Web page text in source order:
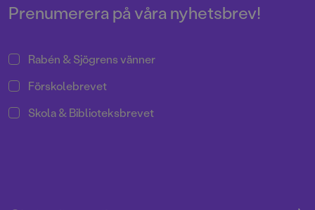
Prenumerera på våra nyhetsbrev!
Rabén & Sjögrens vänner
Förskolebrevet
Skola & Biblioteksbrevet